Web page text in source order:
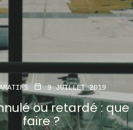
9 JUILLET 2019
ou retardé : que
faire ?